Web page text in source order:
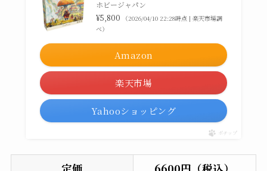
ホビージャパン
¥5,800
（2026/04/10 22:28時点 | 楽天市場調
べ）
Amazon
楽天市場
Yahooショッピング
ポチップ